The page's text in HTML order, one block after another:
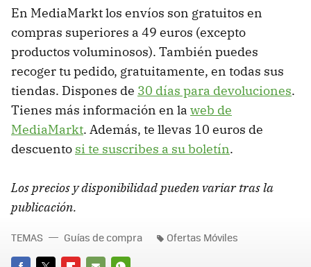
En MediaMarkt los envíos son gratuitos en
compras superiores a 49 euros (excepto
productos voluminosos). También puedes
recoger tu pedido, gratuitamente, en todas sus
tiendas. Dispones de 30 días para devoluciones.
Tienes más información en la web de
MediaMarkt. Además, te llevas 10 euros de
descuento si te suscribes a su boletín.
Los precios y disponibilidad pueden variar tras la
publicación.
TEMAS Guías de compra Ofertas Móviles